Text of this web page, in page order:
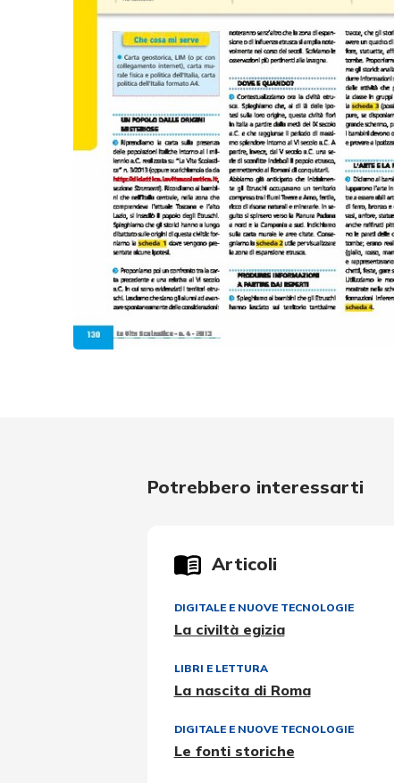
Potrebbero interessarti
Articoli
DIGITALE E NUOVE TECNOLOGIE
La civiltà egizia
LIBRI E LETTURA
La nascita di Roma
DIGITALE E NUOVE TECNOLOGIE
Le fonti storiche